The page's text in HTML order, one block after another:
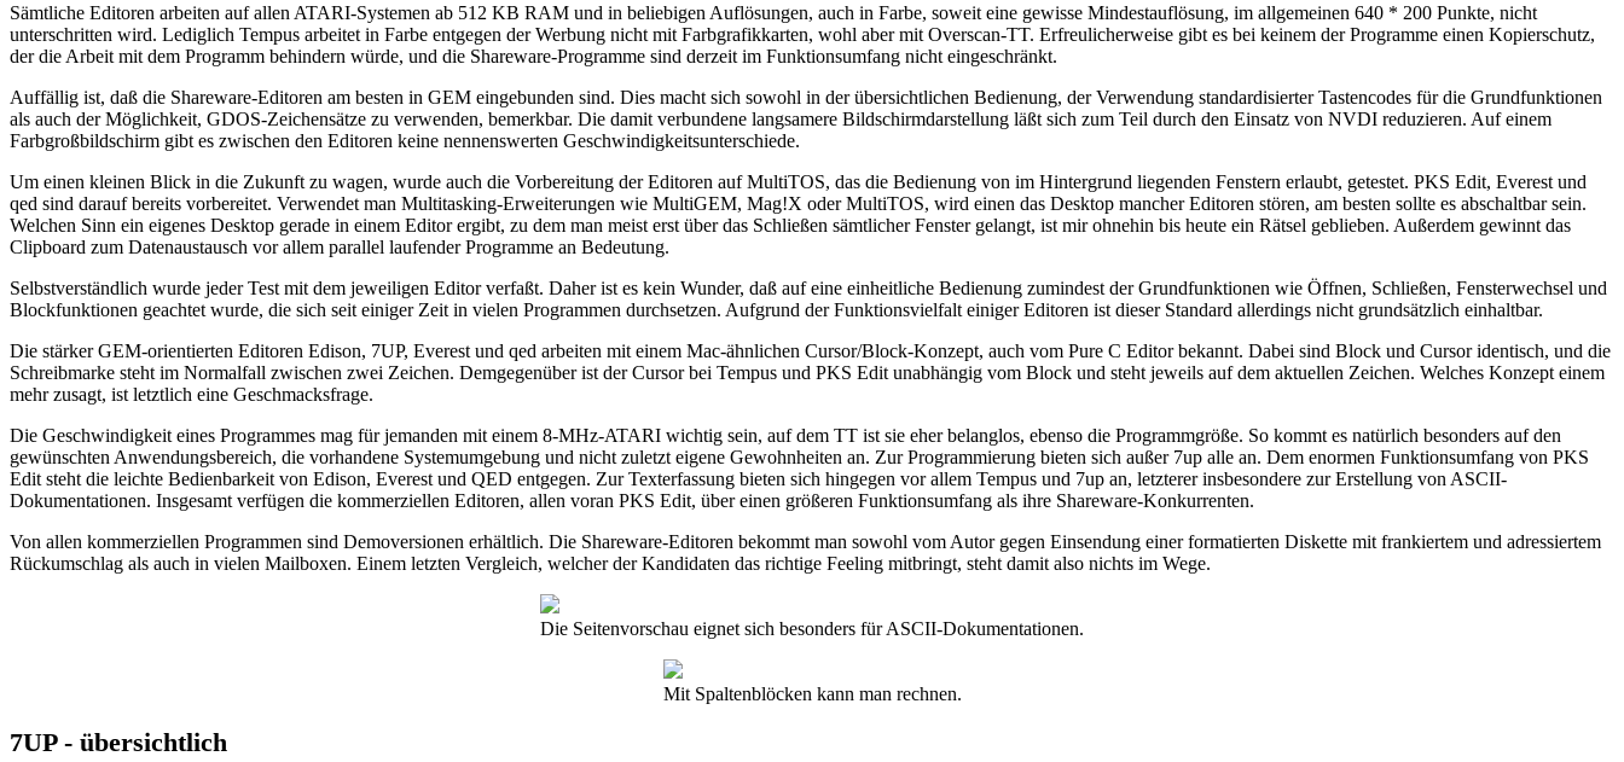
Sämtliche Editoren arbeiten auf allen ATARI-Systemen ab 512 KB RAM und in beliebigen Auflösungen, auch in Farbe, soweit eine gewisse Mindestauflösung, im allgemeinen 640 * 200 Punkte, nicht
unterschritten wird. Lediglich Tempus arbeitet in Farbe entgegen der Werbung nicht mit Farbgrafikkarten, wohl aber mit Overscan-TT. Erfreulicherweise gibt es bei keinem der Programme einen Kopierschutz,
der die Arbeit mit dem Programm behindern würde, und die Shareware-Programme sind derzeit im Funktionsumfang nicht eingeschränkt.
Auffällig ist, daß die Shareware-Editoren am besten in GEM eingebunden sind. Dies macht sich sowohl in der übersichtlichen Bedienung, der Verwendung standardisierter Tastencodes für die Grundfunktionen
als auch der Möglichkeit, GDOS-Zeichensätze zu verwenden, bemerkbar. Die damit verbundene langsamere Bildschirmdarstellung läßt sich zum Teil durch den Einsatz von NVDI reduzieren. Auf einem
Farbgroßbildschirm gibt es zwischen den Editoren keine nennenswerten Geschwindigkeitsunterschiede.
Um einen kleinen Blick in die Zukunft zu wagen, wurde auch die Vorbereitung der Editoren auf MultiTOS, das die Bedienung von im Hintergrund liegenden Fenstern erlaubt, getestet. PKS Edit, Everest und
qed sind darauf bereits vorbereitet. Verwendet man Multitasking-Erweiterungen wie MultiGEM, Mag!X oder MultiTOS, wird einen das Desktop mancher Editoren stören, am besten sollte es abschaltbar sein.
Welchen Sinn ein eigenes Desktop gerade in einem Editor ergibt, zu dem man meist erst über das Schließen sämtlicher Fenster gelangt, ist mir ohnehin bis heute ein Rätsel geblieben. Außerdem gewinnt das
Clipboard zum Datenaustausch vor allem parallel laufender Programme an Bedeutung.
Selbstverständlich wurde jeder Test mit dem jeweiligen Editor verfaßt. Daher ist es kein Wunder, daß auf eine einheitliche Bedienung zumindest der Grundfunktionen wie Öffnen, Schließen, Fensterwechsel und
Blockfunktionen geachtet wurde, die sich seit einiger Zeit in vielen Programmen durchsetzen. Aufgrund der Funktionsvielfalt einiger Editoren ist dieser Standard allerdings nicht grundsätzlich einhaltbar.
Die stärker GEM-orientierten Editoren Edison, 7UP, Everest und qed arbeiten mit einem Mac-ähnlichen Cursor/Block-Konzept, auch vom Pure C Editor bekannt. Dabei sind Block und Cursor identisch, und die
Schreibmarke steht im Normalfall zwischen zwei Zeichen. Demgegenüber ist der Cursor bei Tempus und PKS Edit unabhängig vom Block und steht jeweils auf dem aktuellen Zeichen. Welches Konzept einem
mehr zusagt, ist letztlich eine Geschmacksfrage.
Die Geschwindigkeit eines Programmes mag für jemanden mit einem 8-MHz-ATARI wichtig sein, auf dem TT ist sie eher belanglos, ebenso die Programmgröße. So kommt es natürlich besonders auf den
gewünschten Anwendungsbereich, die vorhandene Systemumgebung und nicht zuletzt eigene Gewohnheiten an. Zur Programmierung bieten sich außer 7up alle an. Dem enormen Funktionsumfang von PKS
Edit steht die leichte Bedienbarkeit von Edison, Everest und QED entgegen. Zur Texterfassung bieten sich hingegen vor allem Tempus und 7up an, letzterer insbesondere zur Erstellung von ASCII-
Dokumentationen. Insgesamt verfügen die kommerziellen Editoren, allen voran PKS Edit, über einen größeren Funktionsumfang als ihre Shareware-Konkurrenten.
Von allen kommerziellen Programmen sind Demoversionen erhältlich. Die Shareware-Editoren bekommt man sowohl vom Autor gegen Einsendung einer formatierten Diskette mit frankiertem und adressiertem
Rückumschlag als auch in vielen Mailboxen. Einem letzten Vergleich, welcher der Kandidaten das richtige Feeling mitbringt, steht damit also nichts im Wege.
Die Seitenvorschau eignet sich besonders für ASCII-Dokumentationen.
Mit Spaltenblöcken kann man rechnen.
7UP - übersichtlich